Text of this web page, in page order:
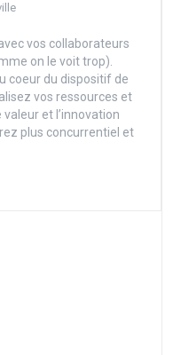
vos collaborateurs
on le voit trop).
coeur du dispositif de
vos ressources et
et l’innovation
plus concurrentiel et